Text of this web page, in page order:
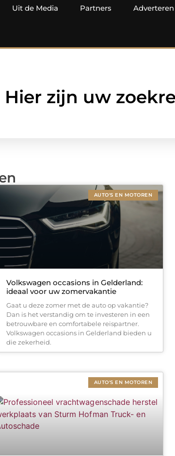
Uit de Media Partners Adverteren
Hier zijn uw
AUTO'S EN MOTOREN
Volkswagen occasions in Gelderland:
ideaal voor uw zomervakantie
Gaat u deze zomer met de auto op vakantie?
Dan is het verstandig om te investeren in een
betrouwbare en comfortabele reispartner.
Volkswagen occasions in Gelderland bieden u
die zekerheid.
AUTO'S EN MOTOREN